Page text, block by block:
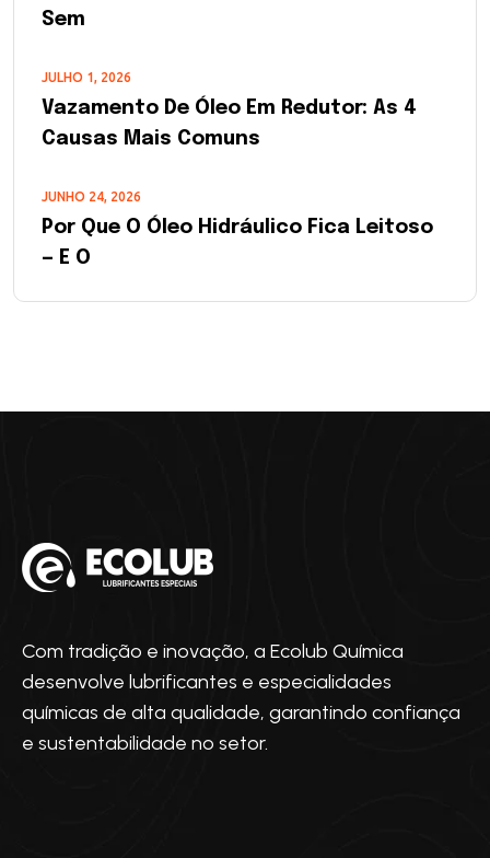
Sem
JULHO 1, 2026
Vazamento De Óleo Em Redutor: As 4
Causas Mais Comuns
JUNHO 24, 2026
Por Que O Óleo Hidráulico Fica Leitoso
— E O
Com tradição e inovação, a Ecolub Química
desenvolve lubrificantes e especialidades
químicas de alta qualidade, garantindo confiança
e sustentabilidade no setor.